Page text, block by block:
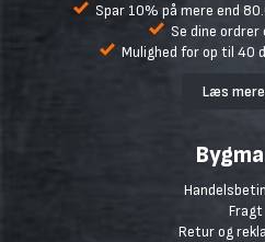
Spar 10% på mere end
Se dine
Mulighed for op til 40
Læs
Fragt
Retur og